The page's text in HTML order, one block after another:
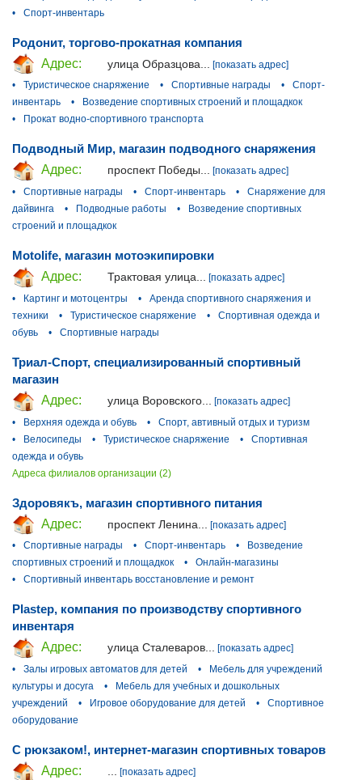
•
Спорт-инвентарь
Родонит, торгово-прокатная компания
Адрес:
улица Образцова...
[показать адрес]
•
Туристическое снаряжение • Спортивные награды •
Спорт-
инвентарь
•
Возведение спортивных строений и площадкок
•
Прокат водно-спортивного транспорта
Подводный Мир, магазин подводного снаряжения
Адрес:
проспект Победы... [показать адрес]
•
Спортивные награды • Спорт-инвентарь •
Снаряжение для
дайвинга
• Подводные работы •
Возведение спортивных
строений и площадкок
Motolife, магазин мотоэкипировки
Адрес:
Трактовая улица...
[показать адрес]
•
Картинг и мотоцентры •
Аренда спортивного снаряжения и
техники
• Туристическое снаряжение •
Спортивная одежда и
обувь
• Спортивные награды
Триал-Спорт, специализированный спортивный
магазин
Адрес:
улица Воровского...
[показать адрес]
•
Верхняя одежда и обувь •
Спорт, автивный отдых и туризм
•
Велосипеды • Туристическое снаряжение •
Спортивная
одежда и обувь
Адреса филиалов организации (2)
Здоровякъ, магазин спортивного питания
Адрес:
проспект Ленина...
[показать адрес]
•
Спортивные награды • Спорт-инвентарь •
Возведение
спортивных строений и площадкок
•
Онлайн-магазины
•
Спортивный инвентарь восстановление и ремонт
Plastep, компания по производству спортивного
инвентаря
Адрес:
улица Сталеваров... [показать адрес]
•
Залы игровых автоматов для детей •
Мебель для учреждений
культуры и досуга
•
Мебель для учебных и дошкольных
учреждений
• Игровое оборудование для детей •
Спортивное
оборудование
С рюкзаком!, интернет-магазин спортивных товаров
Адрес:
[показать адрес]